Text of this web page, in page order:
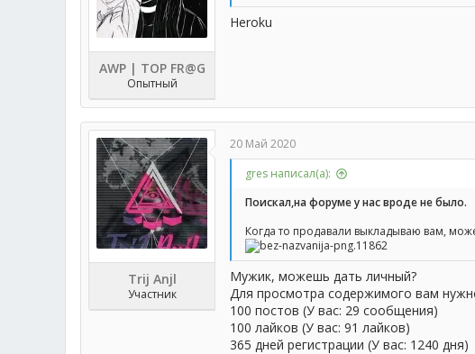
AWP | TOP FR@G
Опытный
Heroku
Trij Anjl
Участник
20 Май 2020
gres написал(а):
Поискал,на форуме у нас вроде не было.
Когда то продавали выкладываю вам,
Мужик, можешь дать личный?
Для просмотра содержимого вам
100 постов (У вас: 29 сообщения)
100 лайков (У вас: 91 лайков)
365 дней регистрации (У вас: 1240 дня)